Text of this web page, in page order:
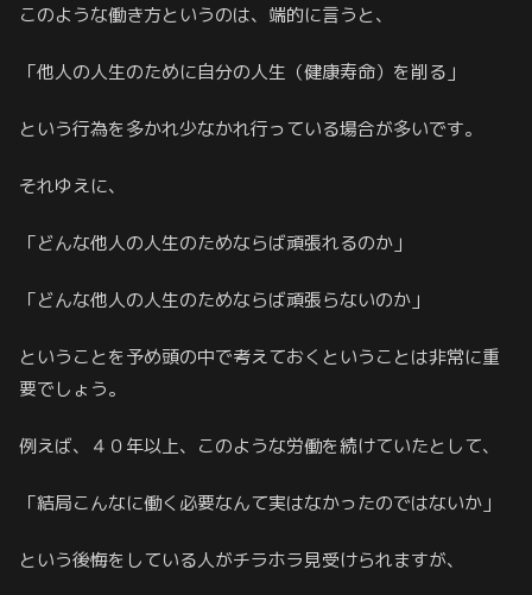
このような働き方というのは、端的に言うと、
「他人の人生のために自分の人生（健康寿命）を削る」
という行為を多かれ少なかれ行っている場合が多いです。
それゆえに、
「どんな他人の人生のためならば頑張れるのか」
「どんな他人の人生のためならば頑張らないのか」
ということを予め頭の中で考えておくということは非常に重
要でしょう。
例えば、４０年以上、このような労働を続けていたとして、
「結局こんなに働く必要なんて実はなかったのではないか」
という後悔をしている人がチラホラ見受けられますが、